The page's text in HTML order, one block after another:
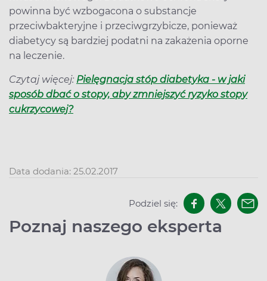
powinna być wzbogacona o substancje
przeciwbakteryjne i przeciwgrzybicze, ponieważ
diabetycy są bardziej podatni na zakażenia oporne
na leczenie.
Czytaj więcej: Pielęgnacja stóp diabetyka - w jaki
sposób dbać o stopy, aby zmniejszyć ryzyko stopy
cukrzycowej?
Data dodania: 25.02.2017
Podziel się:
Poznaj naszego eksperta